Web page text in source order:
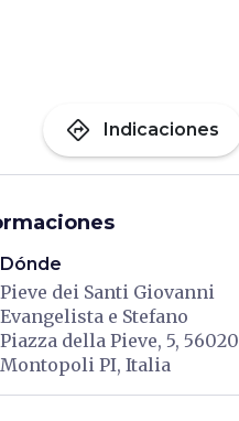
directions Indicaciones
Dónde
Pieve dei Santi Giovanni
Evangelista e Stefano
Piazza della Pieve, 5, 56020
Montopoli PI, Italia